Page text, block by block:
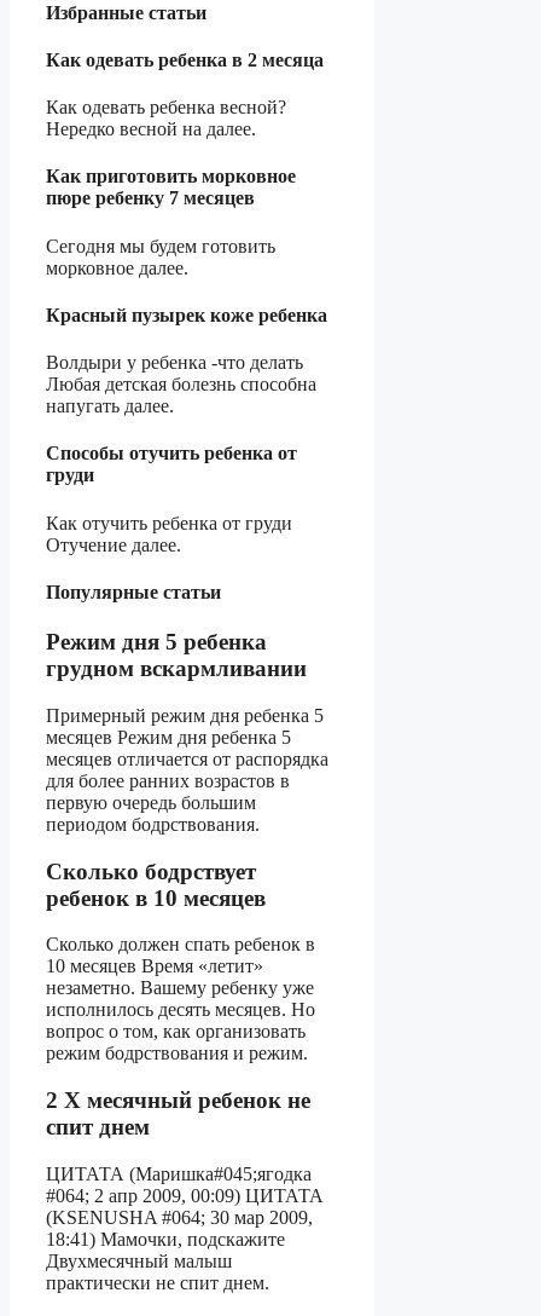
Избранные статьи
Как одевать ребенка в 2 месяца
Как одевать ребенка весной?
Нередко весной на далее.
Как приготовить морковное
пюре ребенку 7 месяцев
Сегодня мы будем готовить
морковное далее.
Красный пузырек коже ребенка
Волдыри у ребенка -что делать
Любая детская болезнь способна
напугать далее.
Способы отучить ребенка от
груди
Как отучить ребенка от груди
Отучение далее.
Популярные статьи
Режим дня 5 ребенка
грудном вскармливании
Примерный режим дня ребенка 5
месяцев Режим дня ребенка 5
месяцев отличается от распорядка
для более ранних возрастов в
первую очередь большим
периодом бодрствования.
Сколько бодрствует
ребенок в 10 месяцев
Сколько должен спать ребенок в
10 месяцев Время «летит»
незаметно. Вашему ребенку уже
исполнилось десять месяцев. Но
вопрос о том, как организовать
режим бодрствования и режим.
2 Х месячный ребенок не
спит днем
ЦИТАТА (Маришка#045;ягодка
#064; 2 апр 2009, 00:09) ЦИТАТА
(KSENUSHA #064; 30 мар 2009,
18:41) Мамочки, подскажите
Двухмесячный малыш
практически не спит днем.